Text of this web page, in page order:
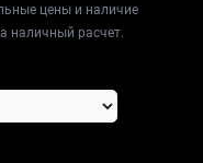
цены и наличие
наличный расчет.